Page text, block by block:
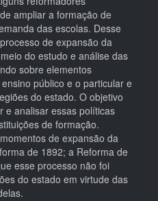
ampliar a formação de
das escolas. Desse
de expansão da
do estudo e análise das
sobre elementos
público e o particular e
do estado. O objetivo
e analisar essas políticas
de formação.
de expansão da
de 1892; a Reforma de
esse processo não foi
do estado em virtude das